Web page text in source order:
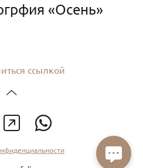
«Осень»
ссылкой